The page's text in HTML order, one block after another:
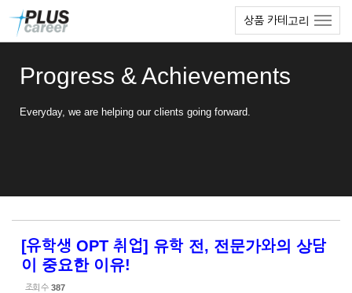
상품 카테고리
Progress & Achievements
Everyday, we are helping our clients going forward.
[유학생 OPT 취업] 유학 전, 전문가와의 상담
이 중요한 이유!
조회 수 387